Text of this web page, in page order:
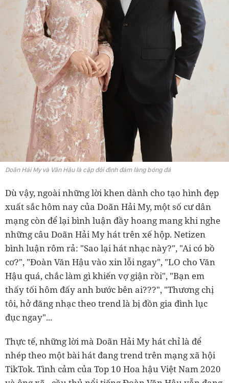
Doãn Hải My và Văn Hậu là cặp đôi đình đám làng bóng đá
Dù vậy, ngoài những lời khen dành cho tạo hình đẹp
xuất sắc hôm nay của Doãn Hải My, một số cư dân
mạng còn để lại bình luận đầy hoang mang khi nghe
những câu Doãn Hải My hát trên xế hộp. Netizen
bình luận rôm rả: "Sao lại hát nhạc này?", "Ai có bồ
cơ?", "Đoàn Văn Hậu vào xin lỗi ngay", "LO cho Văn
Hậu quá, chắc làm gì khiến vợ giận rồi", "Bạn em
thấy tối hôm đấy anh bước bên ai???", "Thương chị
tôi, hở đăng nhạc theo trend là bị đồn gia đình lục
đục ngay"...
Thực tế, những lời mà Doãn Hải My hát chỉ là để
nhép theo một bài hát đang trend trên mạng xã hội
TikTok. Tình cảm của Top 10 Hoa hậu Việt Nam 2020